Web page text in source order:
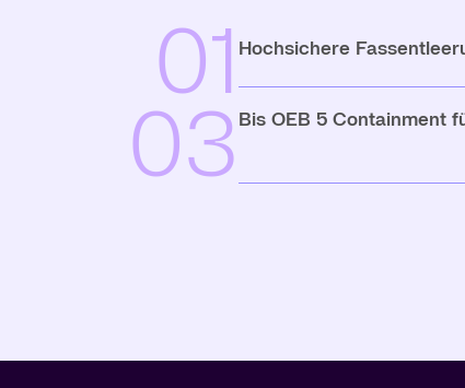
01 Hochsichere
03 Bis OEB 5 Containment